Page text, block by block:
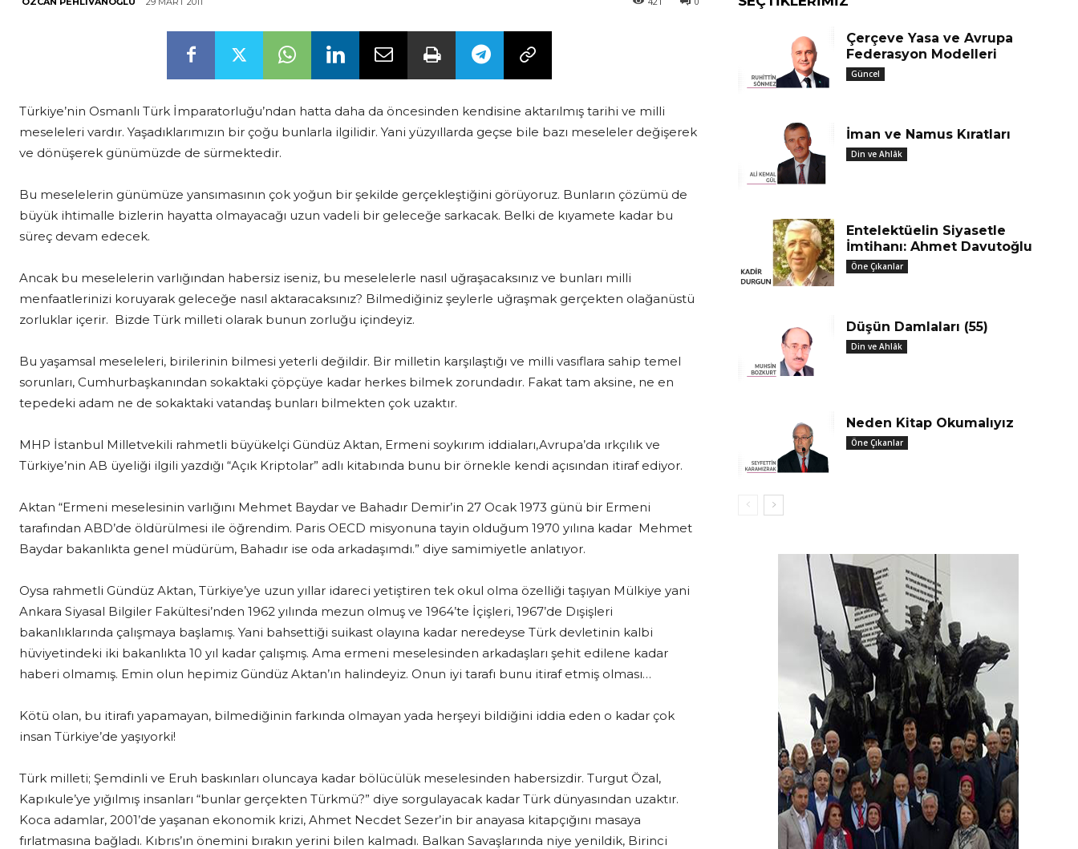
Türkiye’nin Osmanlı Türk İmparatorluğu’ndan hatta daha da öncesinden kendisine aktarılmış tarihi ve milli
meseleleri vardır. Yaşadıklarımızın bir çoğu bunlarla ilgilidir. Yani yüzyıllarda geçse bile bazı meseleler değişerek
ve dönüşerek günümüzde de sürmektedir.
Bu meselelerin günümüze yansımasının çok yoğun bir şekilde gerçekleştiğini görüyoruz. Bunların çözümü de
büyük ihtimalle bizlerin hayatta olmayacağı uzun vadeli bir geleceğe sarkacak. Belki de kıyamete kadar bu
süreç devam edecek.
Ancak bu meselelerin varlığından habersiz iseniz, bu meselelerle nasıl uğraşacaksınız ve bunları milli
menfaatlerinizi koruyarak geleceğe nasıl aktaracaksınız? Bilmediğiniz şeylerle uğraşmak gerçekten olağanüstü
zorluklar içerir. Bizde Türk milleti olarak bunun zorluğu içindeyiz.
Bu yaşamsal meseleleri, birilerinin bilmesi yeterli değildir. Bir milletin karşılaştığı ve milli vasıflara sahip temel
sorunları, Cumhurbaşkanından sokaktaki çöpçüye kadar herkes bilmek zorundadır. Fakat tam aksine, ne en
tepedeki adam ne de sokaktaki vatandaş bunları bilmekten çok uzaktır.
MHP İstanbul Milletvekili rahmetli büyükelçi Gündüz Aktan, Ermeni soykırım iddiaları,Avrupa’da ırkçılık ve
Türkiye’nin AB üyeliği ilgili yazdığı “Açık Kriptolar” adlı kitabında bunu bir örnekle kendi açısından itiraf ediyor.
Aktan “Ermeni meselesinin varlığını Mehmet Baydar ve Bahadır Demir’in 27 Ocak 1973 günü bir Ermeni
tarafından ABD’de öldürülmesi ile öğrendim. Paris OECD misyonuna tayin olduğum 1970 yılına kadar Mehmet
Baydar bakanlıkta genel müdürüm, Bahadır ise oda arkadaşımdı.” diye samimiyetle anlatıyor.
Oysa rahmetli Gündüz Aktan, Türkiye’ye uzun yıllar idareci yetiştiren tek okul olma özelliği taşıyan Mülkiye yani
Ankara Siyasal Bilgiler Fakültesi’nden 1962 yılında mezun olmuş ve 1964’te İçişleri, 1967’de Dışişleri
bakanlıklarında çalışmaya başlamış. Yani bahsettiği suikast olayına kadar neredeyse Türk devletinin kalbi
hüviyetindeki iki bakanlıkta 10 yıl kadar çalışmış. Ama ermeni meselesinden arkadaşları şehit edilene kadar
haberi olmamış. Emin olun hepimiz Gündüz Aktan’ın halindeyiz. Onun iyi tarafı bunu itiraf etmiş olması…
Kötü olan, bu itirafı yapamayan, bilmediğinin farkında olmayan yada herşeyi bildiğini iddia eden o kadar çok
insan Türkiye’de yaşıyorki!
Türk milleti; Şemdinli ve Eruh baskınları oluncaya kadar bölücülük meselesinden habersizdir. Turgut Özal,
Kapıkule’ye yığılmış insanları “bunlar gerçekten Türkmü?” diye sorgulayacak kadar Türk dünyasından uzaktır.
Koca adamlar, 2001’de yaşanan ekonomik krizi, Ahmet Necdet Sezer’in bir anayasa kitapçığını masaya
fırlatmasına bağladı. Kıbrıs’ın önemini bırakın yerini bilen kalmadı. Balkan Savaşlarında niye yenildik, Birinci
Çerçeve Yasa ve Avrupa
Federasyon Modelleri
Güncel
İman ve Namus Kıratları
Din ve Ahlâk
Entelektüelin Siyasetle
İmtihanı: Ahmet Davutoğlu
Öne Çıkanlar
Düşün Damlaları (55)
Din ve Ahlâk
Neden Kitap Okumalıyız
Öne Çıkanlar